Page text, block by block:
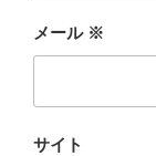
メール ※
サイト